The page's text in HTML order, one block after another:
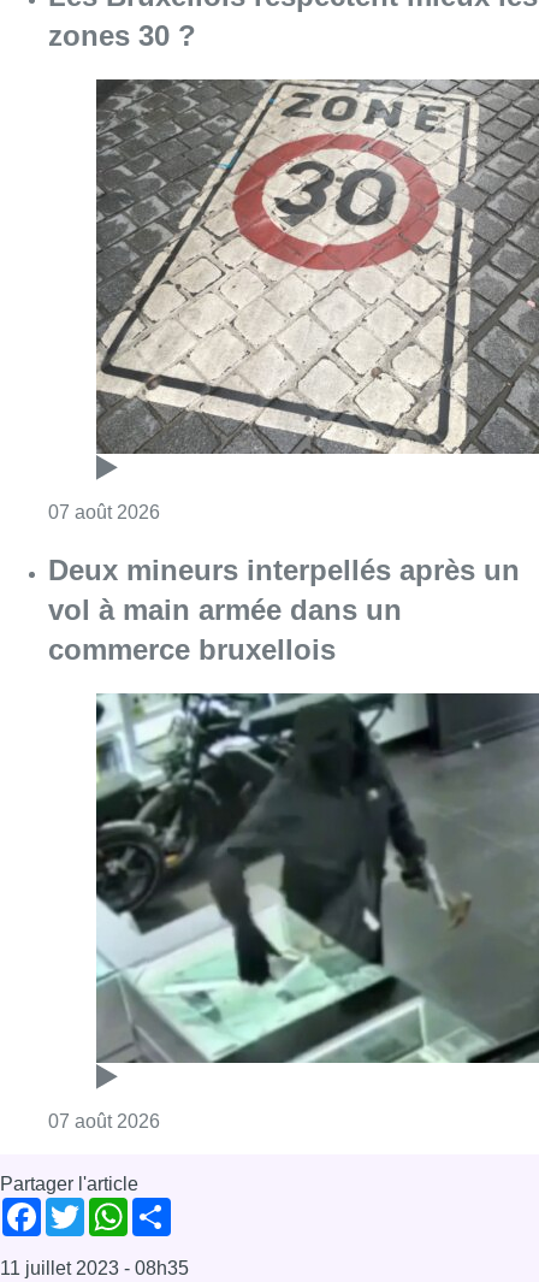
zones 30 ?
07 août 2026
Deux mineurs interpellés après un
vol à main armée dans un
commerce bruxellois
07 août 2026
Partager l'article
Facebook
TwitterWhatsApp
11 juillet 2023 - 08h35